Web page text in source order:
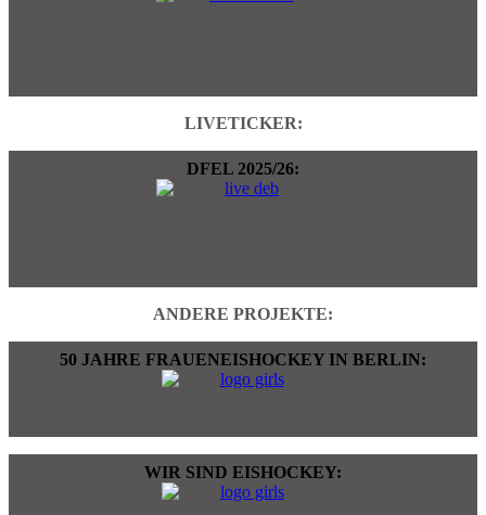
LIVETICKER:
DFEL 2025/26:
ANDERE PROJEKTE:
50 JAHRE FRAUENEISHOCKEY IN BERLIN:
WIR SIND EISHOCKEY: